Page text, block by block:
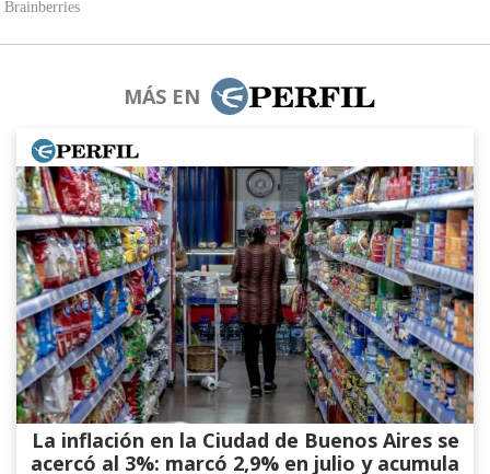
MÁS EN
La inflación en la Ciudad de Buenos Aires se
acercó al 3%: marcó 2,9% en julio y acumula